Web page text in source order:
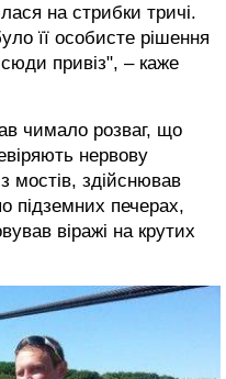
на стрибки тричі.
її особисте рішення
привіз", – каже
чимало розваг, що
нервову
мостів, здійснював
підземних печерах,
віражі на крутих